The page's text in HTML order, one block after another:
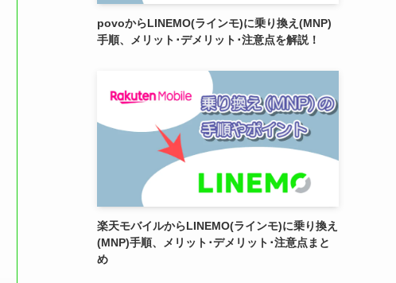
povoからLINEMO(ラインモ)に乗り換え(MNP)
手順、メリット･デメリット･注意点を解説！
楽天モバイルからLINEMO(ラインモ)に乗り換え
(MNP)手順、メリット･デメリット･注意点まと
め